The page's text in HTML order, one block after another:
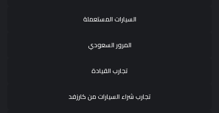
السيارات المستعملة
المرور السعودي
تجارب القيادة
تجارب شراء السيارات من كارزفد